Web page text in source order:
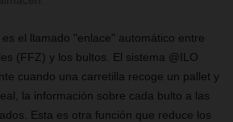
el llamado "enlace" automático entre
(FFZ) y los bultos. El sistema @ILO
cuando una carretilla recoge un pallet y
la información sobre cada bulto a las
Esta es otra función que reduce los